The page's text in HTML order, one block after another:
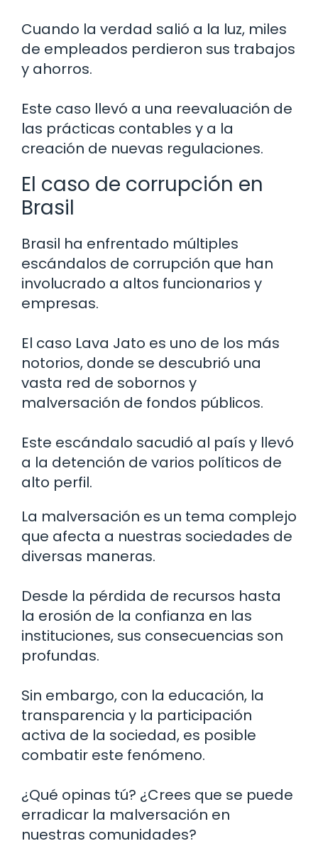
Cuando la verdad salió a la luz, miles
de empleados perdieron sus trabajos
y ahorros.
Este caso llevó a una reevaluación de
las prácticas contables y a la
creación de nuevas regulaciones.
El caso de corrupción en
Brasil
Brasil ha enfrentado múltiples
escándalos de corrupción que han
involucrado a altos funcionarios y
empresas.
El caso Lava Jato es uno de los más
notorios, donde se descubrió una
vasta red de sobornos y
malversación de fondos públicos.
Este escándalo sacudió al país y llevó
a la detención de varios políticos de
alto perfil.
La malversación es un tema complejo
que afecta a nuestras sociedades de
diversas maneras.
Desde la pérdida de recursos hasta
la erosión de la confianza en las
instituciones, sus consecuencias son
profundas.
Sin embargo, con la educación, la
transparencia y la participación
activa de la sociedad, es posible
combatir este fenómeno.
¿Qué opinas tú? ¿Crees que se puede
erradicar la malversación en
nuestras comunidades?